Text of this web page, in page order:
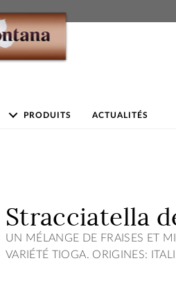
PRODUITS ACTUALITÉS
Stracciatella
UN MÉLANGE DE FRAISES ET
VARIÉTÉ TIOGA. ORIGINES: